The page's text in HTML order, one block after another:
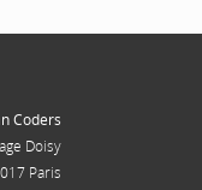
Coders
Doisy
Paris